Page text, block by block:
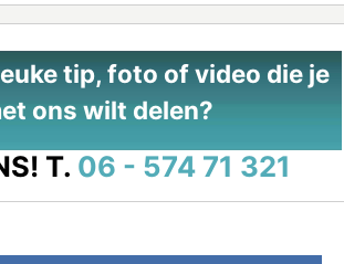
tip, foto of video die je
ons wilt delen?
T. 06 - 574 71 321